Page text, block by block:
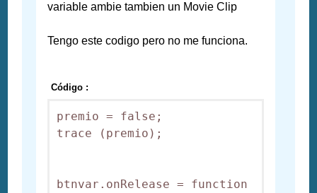
variable ambie tambien un Movie Clip
Tengo este codigo pero no me funciona.
Código :
premio = false;
trace (premio);
btnvar.onRelease = function